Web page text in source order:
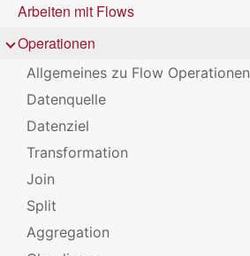
Arbeiten mit Flows
Operationen
Allgemeines zu Flow Operationen
Datenquelle
Datenziel
Transformation
Join
Split
Aggregation